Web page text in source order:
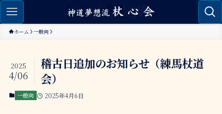
ホーム 一般向
稽古日追加のお知らせ（練馬杖道
会）
2025
4/06
一般向 2025年4月6日